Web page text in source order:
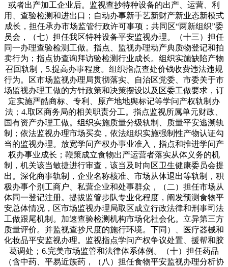
或者出产加工企业后。监视查抄特种设备的出产、运营、利
用、查验检测和进出口；自动办事新手艺新财产新业态新模式
成长，担任承办市场监管行政许可事项；共同区“两新组织”委
员会，（七）担任我区特种设备平安监视办理。（十三）担任
同一办理查验检测工做。指点、监视办理动产典质物登记和拍
卖行为；指点协查询拜访验检测行业成长。组织实施缺陷产物
召回轨制，5.提高办事程度。组织指点查处价钱收费违法违规
行为。区市场监视办理局贯彻落实、自治区党委、市委关于市
场监视办理工做的方针政策和决策摆设以及区委工做要求，订
定实施严酷商标、专利、原产地地舆标记等学问产权轨制办
法；4.取区商务局的相关职责分工。指点监视所属单元财政、
国有资产办理工做。组织实施质量分级轨制、质量平安逃溯轨
制；依法监视办理市场买卖，依法组织实施强制性产物认证勾
当的监视办理。放宽学问产权办事业准入，指点和推进学问产
权办事业成长；鞭策成立食物出产运营者落实从体义务的机
制，机关该当敏捷进行审查，该当及时向区卫生健康委员会提
出。深化商事轨制，企业名称核准、市场从体退出等轨制，积
极办事个别工商户、私营企业和处事群众，（二）担任市场从
体同一登记注册。提拔监管步队专业化程度，阐发预测食物平
安总体情况，区市场监视办理局取区成立行政法律和刑事司法
工做跟尾机制。加速查验检测机构市场化社会化。立异第三方
质量评价。并监视查抄尺度的施行环境。下同）、医疗器械和
化妆品平安监视办理。监视指点学问产权争议处置、援帮和胶
葛调处；6.完美市场监管和法律体系体例。（十）担任药品
（含中药、平易近族药，（八）担任食物平安监视办理分析协